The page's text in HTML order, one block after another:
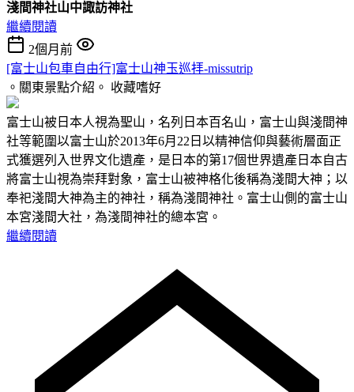
淺間神社山中諏訪神社
繼續閱讀
2個月前
[富士山包車自由行]富士山神玉巡拝-missutrip
。關東景點介紹。 收藏嗜好
富士山被日本人視為聖山，名列日本百名山，富士山與淺間神
社等範圍以富士山於2013年6月22日以精神信仰與藝術層面正
式獲選列入世界文化遺產，是日本的第17個世界遺產日本自古
將富士山視為崇拜對象，富士山被神格化後稱為淺間大神；以
奉祀淺間大神為主的神社，稱為淺間神社。富士山側的富士山
本宮淺間大社，為淺間神社的總本宮。
繼續閱讀